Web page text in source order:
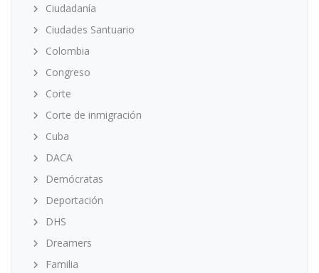
Ciudadanía
Ciudades Santuario
Colombia
Congreso
Corte
Corte de inmigración
Cuba
DACA
Demócratas
Deportación
DHS
Dreamers
Familia